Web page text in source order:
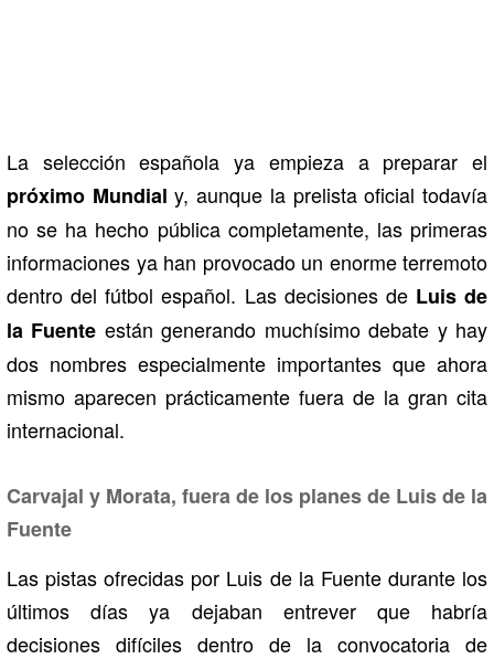
La selección española ya empieza a preparar el
próximo Mundialy, aunque la prelista oficial todavía
no se ha hecho pública completamente, las primeras
informaciones ya han provocado un enorme terremoto
dentro del fútbol español. Las decisiones de Luis de
la Fuente están generando muchísimo debate y hay
dos nombres especialmente importantes que ahora
mismo aparecen prácticamente fuera de la gran cita
internacional.
Carvajal y Morata, fuera de los planes de Luis de la
Fuente
Las pistas ofrecidas por Luis de la Fuentedurante los
últimos días ya dejaban entrever que habría
decisiones difíciles dentro de la convocatoria de